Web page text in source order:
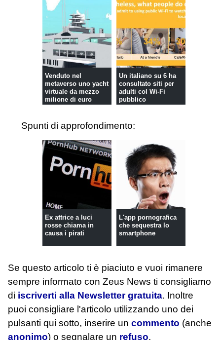
Venduto nel
metaverso uno yacht
virtuale da mezzo
milione di euro
Un italiano su 6 ha
consultato siti per
adulti col Wi-Fi
pubblico
Spunti di approfondimento:
Ex attrice a luci
rosse chiama in
causa i pirati
L'app pornografica
che sequestra lo
smartphone
Se questo articolo ti è piaciuto e vuoi rimanere
sempre informato con Zeus News ti consigliamo
di iscriverti alla Newsletter gratuita. Inoltre
puoi consigliare l'articolo utilizzando uno dei
pulsanti qui sotto, inserire un commento (anche
anonimo) o segnalare un refuso.